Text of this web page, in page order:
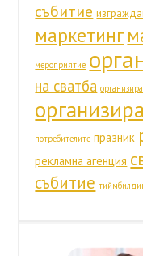
събитие
маркетинг
мероприятие
на сватба
потребителите празник
рекламна агенция
събитие